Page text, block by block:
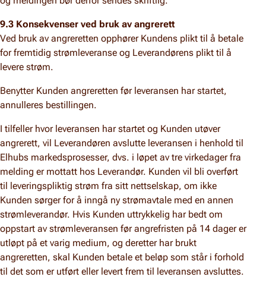
9.3 Konsekvenser ved bruk av angrerett
Ved bruk av angreretten opphører Kundens plikt til å betale
for fremtidig strømleveranse og Leverandørens plikt til å
levere strøm.
Benytter Kunden angreretten før leveransen har startet,
annulleres bestillingen.
I tilfeller hvor leveransen har startet og Kunden utøver
angrerett, vil Leverandøren avslutte leveransen i henhold til
Elhubs markedsprosesser, dvs. i løpet av tre virkedager fra
melding er mottatt hos Leverandør. Kunden vil bli overført
til leveringspliktig strøm fra sitt nettselskap, om ikke
Kunden sørger for å inngå ny strømavtale med en annen
strømleverandør. Hvis Kunden uttrykkelig har bedt om
oppstart av strømleveransen før angrefristen på 14 dager er
utløpt på et varig medium, og deretter har brukt
angreretten, skal Kunden betale et beløp som står i forhold
til det som er utført eller levert frem til leveransen avsluttes.